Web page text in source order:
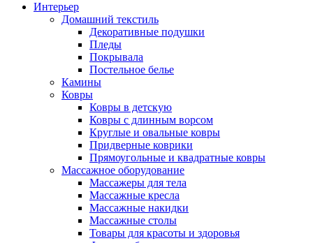
Интерьер
Домашний текстиль
Декоративные подушки
Пледы
Покрывала
Постельное белье
Камины
Ковры
Ковры в детскую
Ковры с длинным ворсом
Круглые и овальные ковры
Придверные коврики
Прямоугольные и квадратные ковры
Массажное оборудование
Массажеры для тела
Массажные кресла
Массажные накидки
Массажные столы
Товары для красоты и здоровья